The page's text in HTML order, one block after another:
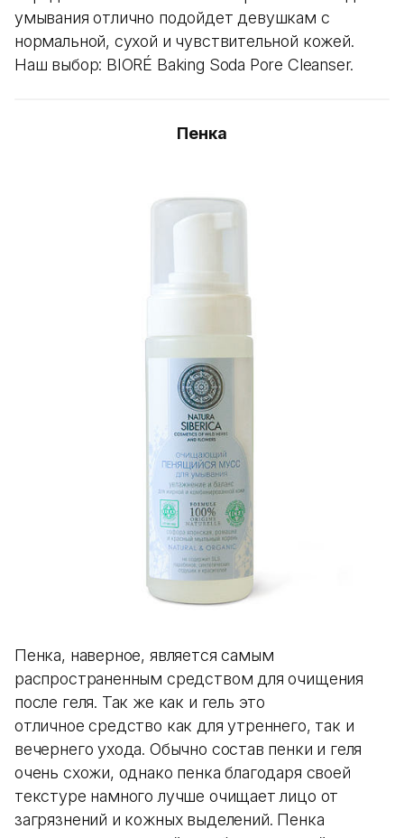
умывания отлично подойдет девушкам с
нормальной, сухой и чувствительной кожей.
Наш выбор: BIORÉ Baking Soda Pore Cleanser.
Пенка
Пенка, наверное, является самым
распространенным средством для очищения
после геля. Так же как и гель это
отличное средство как для утреннего, так и
вечернего ухода. Обычно состав пенки и геля
очень схожи, однако пенка благодаря своей
текстуре намного лучше очищает лицо от
загрязнений и кожных выделений. Пенка